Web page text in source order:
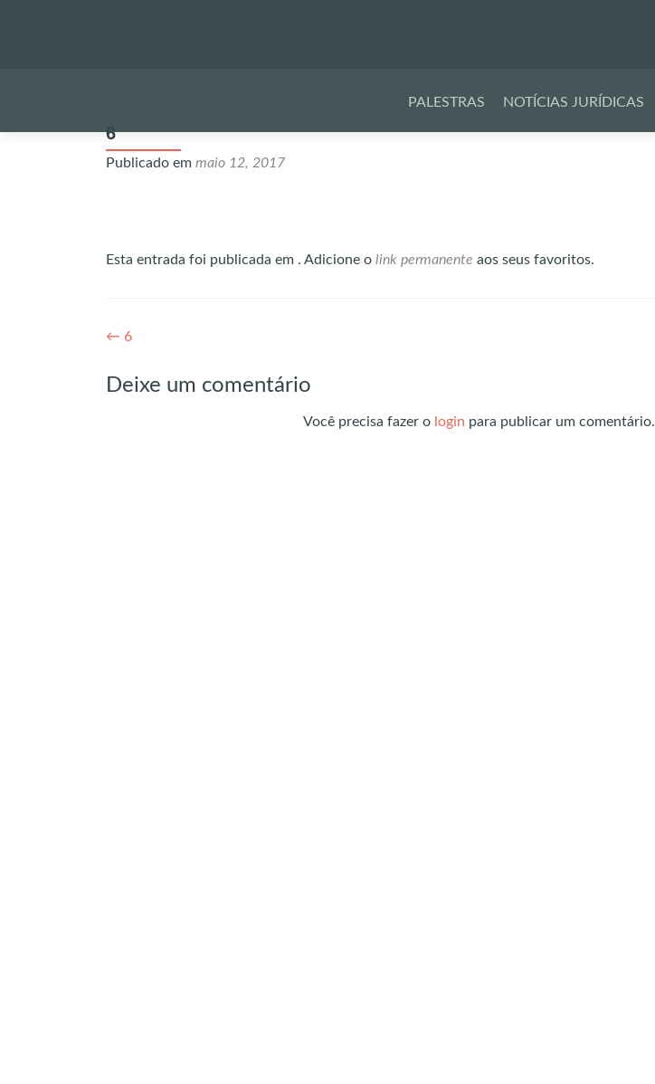
para
PALESTRAS NOTÍCIAS JURÍDICAS
6
Publicado em maio 12, 2017
Esta entrada foi publicada em . Adicione o link permanente aos seus favoritos.
Navegação
de
← 6
Deixe um comentário
Você precisa fazer o login para publicar um comentário.